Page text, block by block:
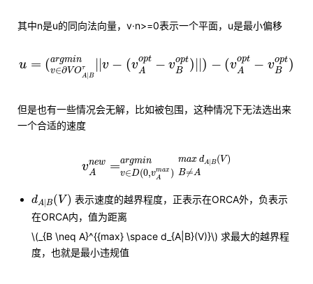
其中n是u的同向法向量，v·n>=0表示一个平面，u是最小偏移
u = (argmin
v∈∂VOτ
A|B
||v − (vopt
A
− vopt
B
)||) − (vopt
A
− vopt
B
)
v∈∂VO A| rgmi v−( vA t −vB t)||)
但是也有一些情况会无解，比如被包围，这种情况下无法选出来
一个合适的速度
vnew
A
=argmin
v∈D(0,vmax
A
)
max d A|B(V)
B≠A
w=v∈ ,vAm a x)a
dA B( V)
d B(V )表示速度的越界程度，正表示在ORCA外，负表示
在ORCA内，值为距离
\(_{B \neq A}^{{max} \space d_{A|B}(V)}\) 求最大的越界程
度，也就是最小违规值